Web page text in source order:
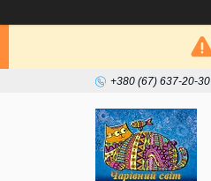
+380 (67) 637-20-30